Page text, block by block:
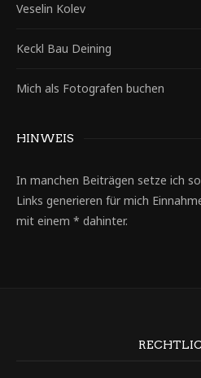
Veselin Kolev
Keckl Bau Deining
Mich als Fotografen buchen
HINWEIS
In manchen Beiträgen setze ich
Links generieren für mich
mit einem * dahinter.